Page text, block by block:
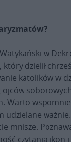
w
dzielił
katolików w
ojców
Warto
mnisze.
czytania